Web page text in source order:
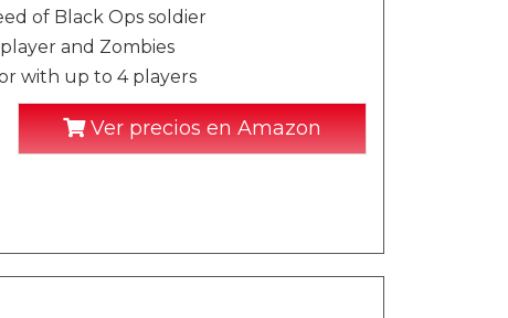
of Black Ops soldier
and Zombies
with up to 4 players
Ver precios en Amazon